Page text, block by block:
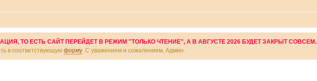
ТО ЕСТЬ САЙТ ПЕРЕЙДЕТ В РЕЖИМ "ТОЛЬКО ЧТЕНИЕ", А В АВГУСТЕ 2026 БУДЕТ ЗАКРЫТ СОВСЕМ.
в соответствующую форму . С уважением и сожалением, Админ.